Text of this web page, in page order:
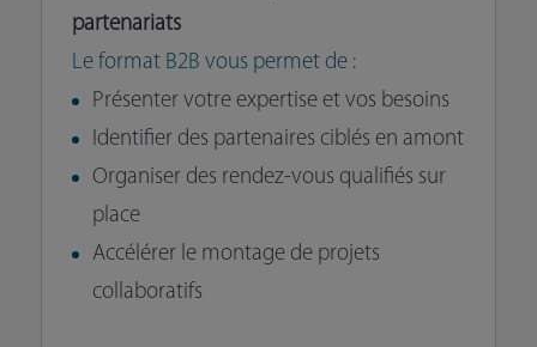
partenariats
Le format B2B vous permet de :
Présenter votre expertise et vos besoins
Identifier des partenaires ciblés en amont
Organiser des rendez-vous qualifiés sur
place
Accélérer le montage de projets
collaboratifs